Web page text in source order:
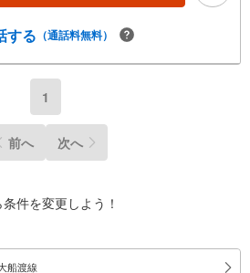
する （通話料無料）
1
前へ 次へ
条件を変更しよう！
船渡線